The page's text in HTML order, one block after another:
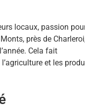
locaux, passion
près de
Cela fait
et les